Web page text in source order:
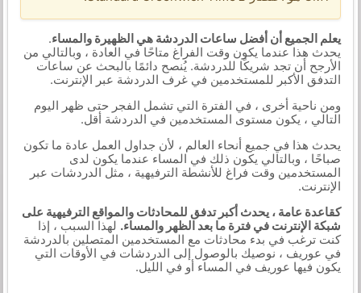
يعلم الجميع أن أفضل ساعات الدردشة هي الظهيرة والمساء.
يحدث هذا عندما يكون وقت الفراغ متاحًا في العادة ، وبالتالي من
الأرجح أن تجد شريكًا للدردشة. يُنصح دائمًا بالبحث عن ساعات
التدفق الأكبر للمستخدمين في غرف الدردشة عبر الإنترنت.
ومن ناحية أخرى ، في الفترة التي تشمل الفجر حتى ظهر اليوم
التالي ، يكون مستوى المستخدمين في الدردشة أقل.
يحدث هذا في جميع أنحاء العالم ، لأن جداول العمل عادة ما تكون
صباحًا ، وبالتالي يكون ذلك في المساء عندما يكون لدى
المستخدمين وقت فراغ للأنشطة الترفيهية ، مثل الدردشات عبر
الإنترنت.
كقاعدة عامة ، يحدث أكبر تدفق للمحادثات والمواقع الترفيهية على
شبكة الإنترنت في فترة ما بعد الظهر والمساء. لهذا السبب ، إذا
كنت ترغب في بدء محادثات مع المستخدمين المتصلين بالدردشة
في عوريف ، نوصيك بالوصول إلى الدردشات في الأوقات التي
يكون فيها عوريف في المساء أو في الليل.